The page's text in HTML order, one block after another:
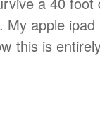
My apple
this is